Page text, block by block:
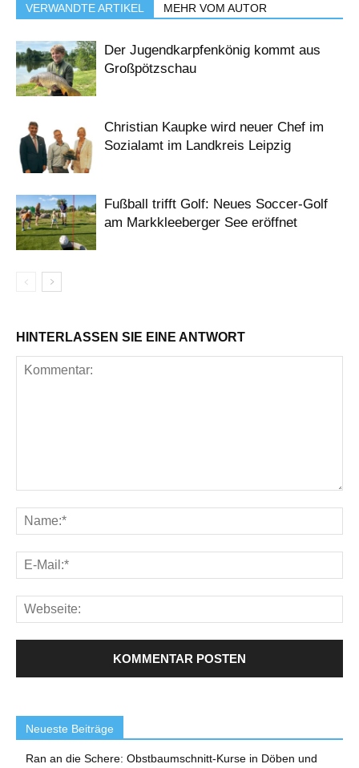
VERWANDTE ARTIKEL MEHR VOM AUTOR
Der Jugendkarpfenkönig kommt aus
Großpötzschau
Christian Kaupke wird neuer Chef im
Sozialamt im Landkreis Leipzig
Fußball trifft Golf: Neues Soccer-Golf
am Markkleeberger See eröffnet
HINTERLASSEN SIE EINE ANTWORT
Neueste Beiträge
Ran an die Schere: Obstbaumschnitt-Kurse in Döben und